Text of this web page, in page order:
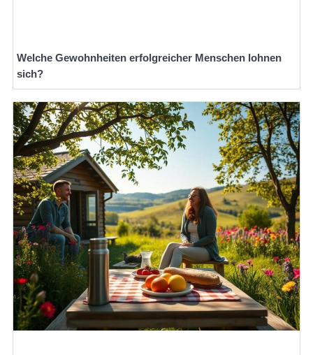
Welche Gewohnheiten erfolgreicher Menschen lohnen
sich?